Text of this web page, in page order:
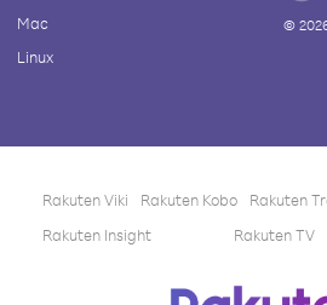
Mac
Linux
©
Rakuten Viki Rakuten Kobo Rakuten
Rakuten Insight
Rakuten TV